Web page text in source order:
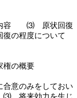
容 ⑶ 原状回復
の程度について
の概要
のみをしておい
⑶ 将来効力を生じ